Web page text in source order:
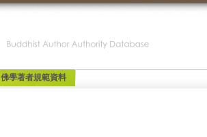
佛學著者規範資料